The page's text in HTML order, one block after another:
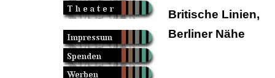
Britische Linien,
Berliner Nähe